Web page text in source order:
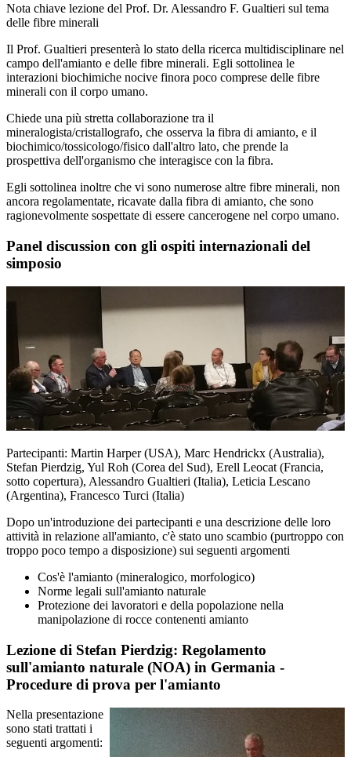
Nota chiave lezione del Prof. Dr. Alessandro F. Gualtieri sul tema
delle fibre minerali
Il Prof. Gualtieri presenterà lo stato della ricerca multidisciplinare nel
campo dell'amianto e delle fibre minerali. Egli sottolinea le
interazioni biochimiche nocive finora poco comprese delle fibre
minerali con il corpo umano.
Chiede una più stretta collaborazione tra il
mineralogista/cristallografo, che osserva la fibra di amianto, e il
biochimico/tossicologo/fisico dall'altro lato, che prende la
prospettiva dell'organismo che interagisce con la fibra.
Egli sottolinea inoltre che vi sono numerose altre fibre minerali, non
ancora regolamentate, ricavate dalla fibra di amianto, che sono
ragionevolmente sospettate di essere cancerogene nel corpo umano.
Panel discussion con gli ospiti internazionali del
simposio
Partecipanti: Martin Harper (USA), Marc Hendrickx (Australia),
Stefan Pierdzig, Yul Roh (Corea del Sud), Erell Leocat (Francia,
sotto copertura), Alessandro Gualtieri (Italia), Leticia Lescano
(Argentina), Francesco Turci (Italia)
Dopo un'introduzione dei partecipanti e una descrizione delle loro
attività in relazione all'amianto, c'è stato uno scambio (purtroppo con
troppo poco tempo a disposizione) sui seguenti argomenti
Cos'è l'amianto (mineralogico, morfologico)
Norme legali sull'amianto naturale
Protezione dei lavoratori e della popolazione nella
manipolazione di rocce contenenti amianto
Lezione di Stefan Pierdzig: Regolamento
sull'amianto naturale (NOA) in Germania -
Procedure di prova per l'amianto
Nella presentazione
sono stati trattati i
seguenti argomenti: